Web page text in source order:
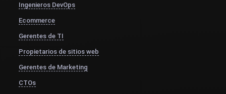
Ingenieros DevOps
Ecommerce
Gerentes de TI
Propietarios de sitios web
Gerentes de Marketing
CTOs